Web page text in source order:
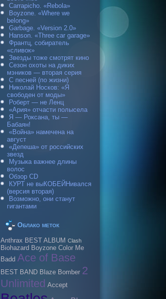
Carraрicho. «Rebola»
Boyzone. «Where we
belong»
Garbage. «Version 2.0»
Hanson. «Three car garage»
Франтц, собиратель
«сливок»
Звезды тоже смотрят кино
Сезон охоты на диких
мэников — вторая серия
С песней (по жизни)
Николай Носков: «Я
свободен от моды»
Роберт — не Ленц
«Ария» отчасти полысела
Я — Роксана, ты —
Бабаян!
«Война» намечена на
август
«Депеша» от российских
звезд
Музыка важнее длины
волос
Обзор CD
КУРТ не выКОБЕЙНивался
(версия вторая)
Возможно, они станут
гигантами
Облако меток
Anthrax BEST ALBUM Clash
Biohazard Boyzone Color Me
Badd Ace of Base
BEST BAND Blaze Bomber 2
Unlimited Accept